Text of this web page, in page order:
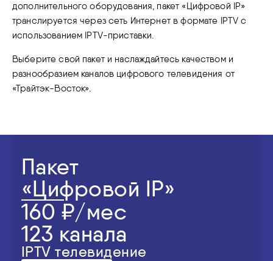
дополнительного оборудования, пакет «Цифровой IP»
транслируется через сеть Интернет в формате IPTV с
использованием IPTV-приставки.
Выберите свой пакет и наслаждайтесь качеством и
разнообразием каналов цифрового телевидения от
«Трайтэк-Восток».
Пакет
«Цифровой IP»
160 ₽/мес
123 канала
IPTV телевидение